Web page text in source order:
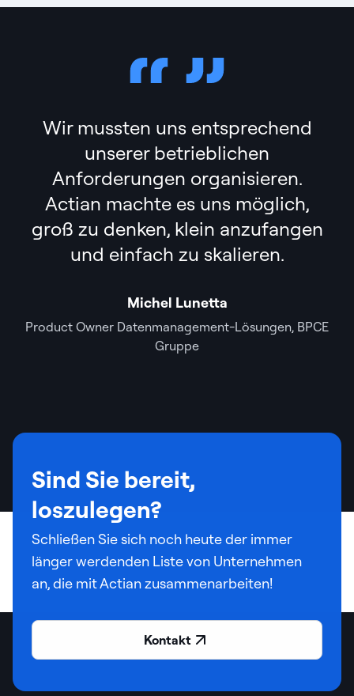
Wir mussten uns entsprechend
unserer betrieblichen
Anforderungen organisieren.
Actian machte es uns möglich,
groß zu denken, klein anzufangen
und einfach zu skalieren.
Michel Lunetta
Product Owner Datenmanagement-Lösungen, BPCE
Gruppe
Sind Sie bereit,
loszulegen?
Schließen Sie sich noch heute der immer
länger werdenden Liste von Unternehmen
an, die mit Actian zusammenarbeiten!
Kontakt